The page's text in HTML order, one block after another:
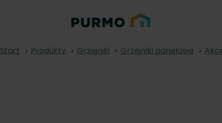
Start Produkty Grzejniki Grzejniki panelowe